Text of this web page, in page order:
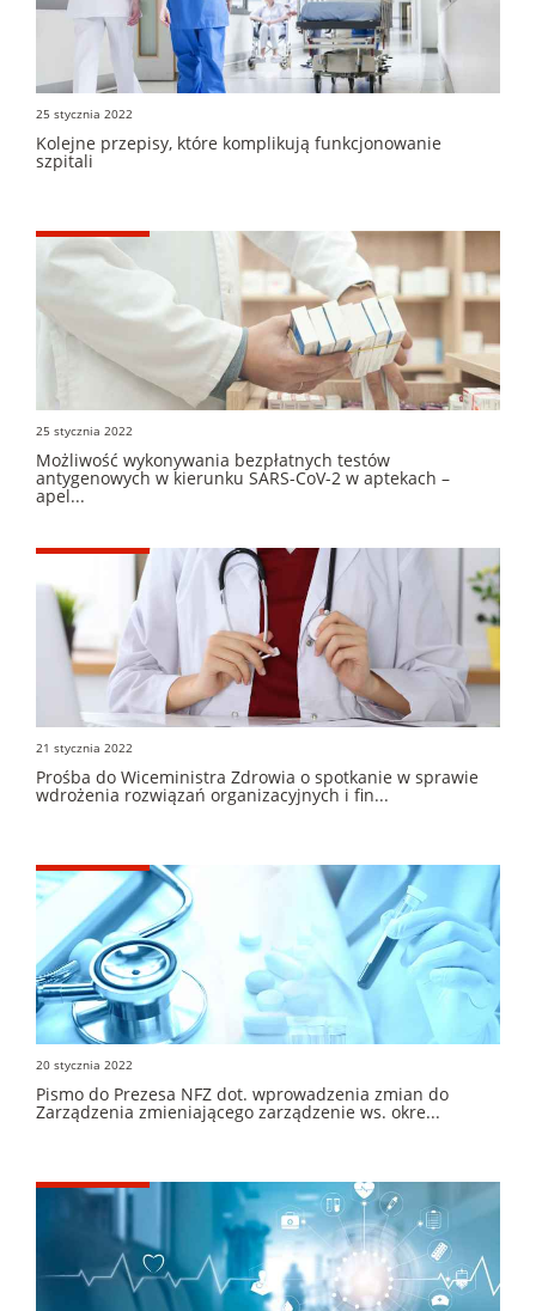
25 stycznia 2022
Kolejne przepisy, które komplikują funkcjonowanie
szpitali
25 stycznia 2022
Możliwość wykonywania bezpłatnych testów
antygenowych w kierunku SARS-CoV-2 w aptekach –
apel...
21 stycznia 2022
Prośba do Wiceministra Zdrowia o spotkanie w sprawie
wdrożenia rozwiązań organizacyjnych i fin...
20 stycznia 2022
Pismo do Prezesa NFZ dot. wprowadzenia zmian do
Zarządzenia zmieniającego zarządzenie ws. okre...